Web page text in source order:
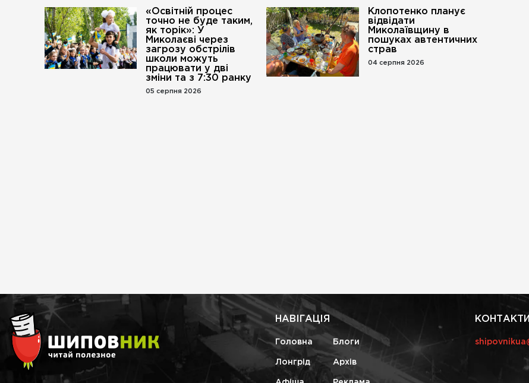
«Освітній процес
точно не буде таким,
як торік»: У
Миколаєві через
загрозу обстрілів
школи можуть
працювати у дві
зміни та з 7:30 ранку
05 серпня 2026
Клопотенко планує
відвідати
Миколаївщину в
пошуках автентичних
страв
04 серпня 2026
НАВІГАЦІЯ
Головна Блоги
Лонгрід Архів
КОНТАКТИ